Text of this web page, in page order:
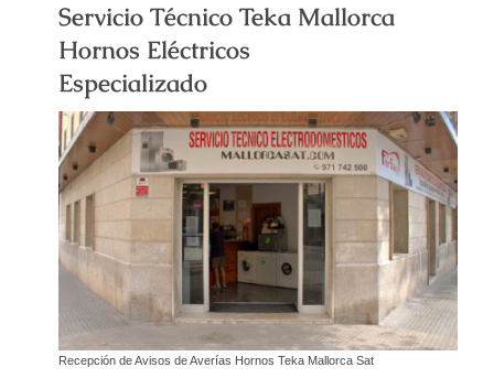
Servicio Técnico Teka Mallorca
Hornos Eléctricos
Especializado
Recepción de Avisos de Averías Hornos Teka Mallorca Sat